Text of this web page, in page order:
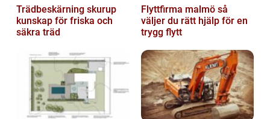
Trädbeskärning skurup
kunskap för friska och
säkra träd
Flyttfirma malmö så
väljer du rätt hjälp för en
trygg flytt